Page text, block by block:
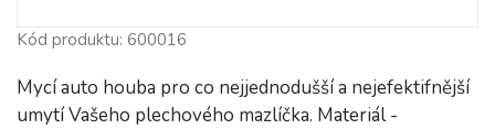
Kód produktu: 600016
Mycí auto houba pro co nejjednodušší a nejefektifnější
umytí Vašeho plechového mazlíčka. Materiál -